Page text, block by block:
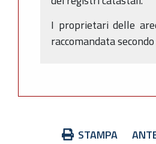
I proprietari delle
raccomandata
STAMPA